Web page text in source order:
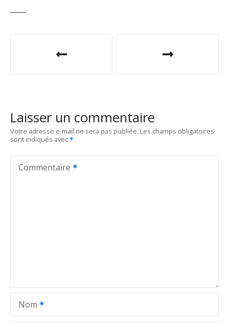
g
a
Laisser un commentaire
Votre adresse e-mail ne sera pas publiée. Les champs obligatoires
sont indiqués avec
Commentaire
Nom